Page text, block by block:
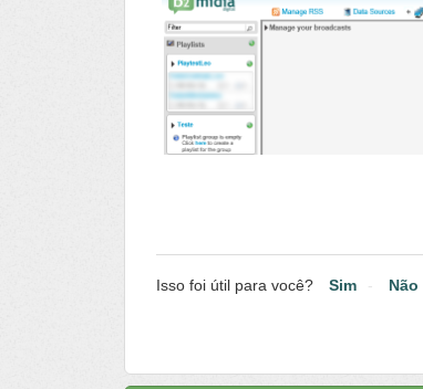
Isso foi útil para você? Sim Não